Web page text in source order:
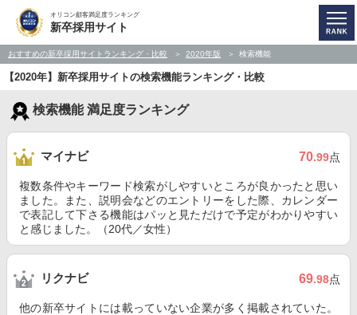
オリコン顧客満足度ランキング
新卒採用サイト
おすすめの新卒採用サイトランキング・比較 2020年版 検索機能
【2020年】新卒採用サイトの検索機能ランキング・比較
検索機能 満足度ランキング
マイナビ 70.99点
複数条件やキーワード検索がしやすいところが良かったと思い
ました。また、説明会などのエントリーをした際、カレンダー
で表記して下さる機能はパッと見ただけで予定がわかりやすい
と感じました。（20代／女性）
リクナビ 69.98点
他の新卒サイトには載っていない企業が多く掲載されていた。